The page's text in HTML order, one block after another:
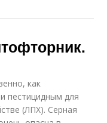
как
пестицидным для
(ЛПХ). Серная